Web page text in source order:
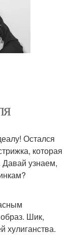
Остался
которая
узнаем,
Шик,
хулиганства.